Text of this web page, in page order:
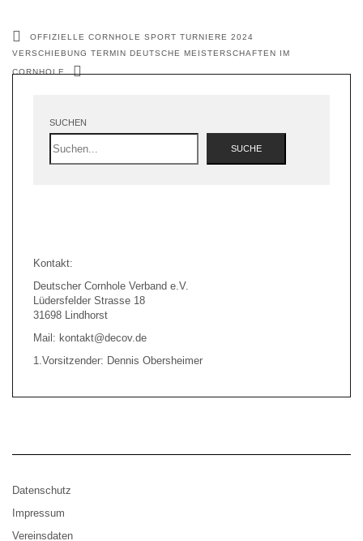
OFFIZIELLE CORNHOLE SPORT TURNIERE 2024
VERSCHIEBUNG TERMIN DEUTSCHE MEISTERSCHAFTEN IM
CORNHOLE
SUCHEN
SUCHE
Kontakt:
Deutscher Cornhole Verband e.V.
Lüdersfelder Strasse 18
31698 Lindhorst
Mail: kontakt@decov.de
1.Vorsitzender: Dennis Obersheimer
Datenschutz
Impressum
Vereinsdaten